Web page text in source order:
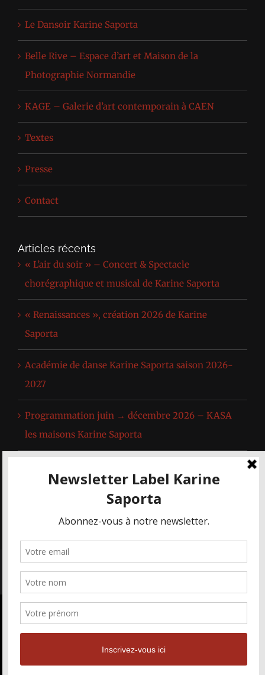
Le Dansoir Karine Saporta
Belle Rive – Espace d’art et Maison de la
Photographie Normandie
KAGE – Galerie d’art contemporain à CAEN
Textes
Presse
Contact
Articles récents
« L’air du soir » – Concert & Spectacle
chorégraphique et musical de Karine Saporta
« Renaissances », création 2026 de Karine
Saporta
Académie de danse Karine Saporta saison 2026-
2027
Programmation juin → décembre 2026 – KASA
les maisons Karine Saporta
& extraits du répertoire de l’œuvre de Karine
© KASA - Les Maisons Karine Saporta 2019-2022 | Tous droits
réservés |Mentions Légales
FacebookFacebook
garantir la meilleure expérience sur
notre site web. Si vous continuez à
utiliser ce site, nous supposerons que